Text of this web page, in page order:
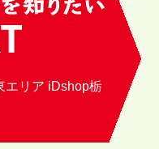
エリア iDshop栃